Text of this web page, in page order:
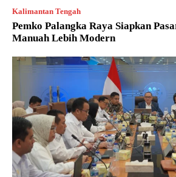
Kalimantan Tengah
Pemko Palangka Raya Siapkan
Manuah Lebih Modern